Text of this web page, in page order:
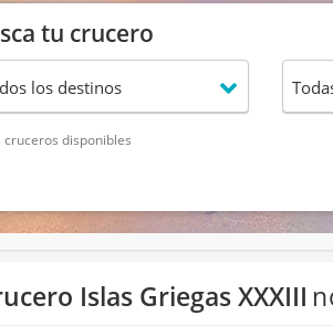
tu crucero
cruceros disponibles
Islas Griegas XXXIII